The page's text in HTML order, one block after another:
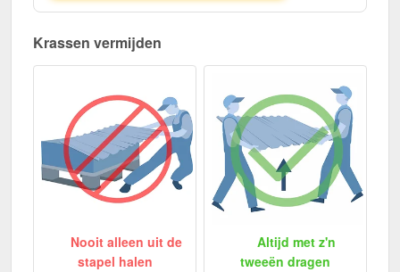
Krassen vermijden
Nooit alleen uit de
stapel halen
Altijd met z'n
tweeën dragen